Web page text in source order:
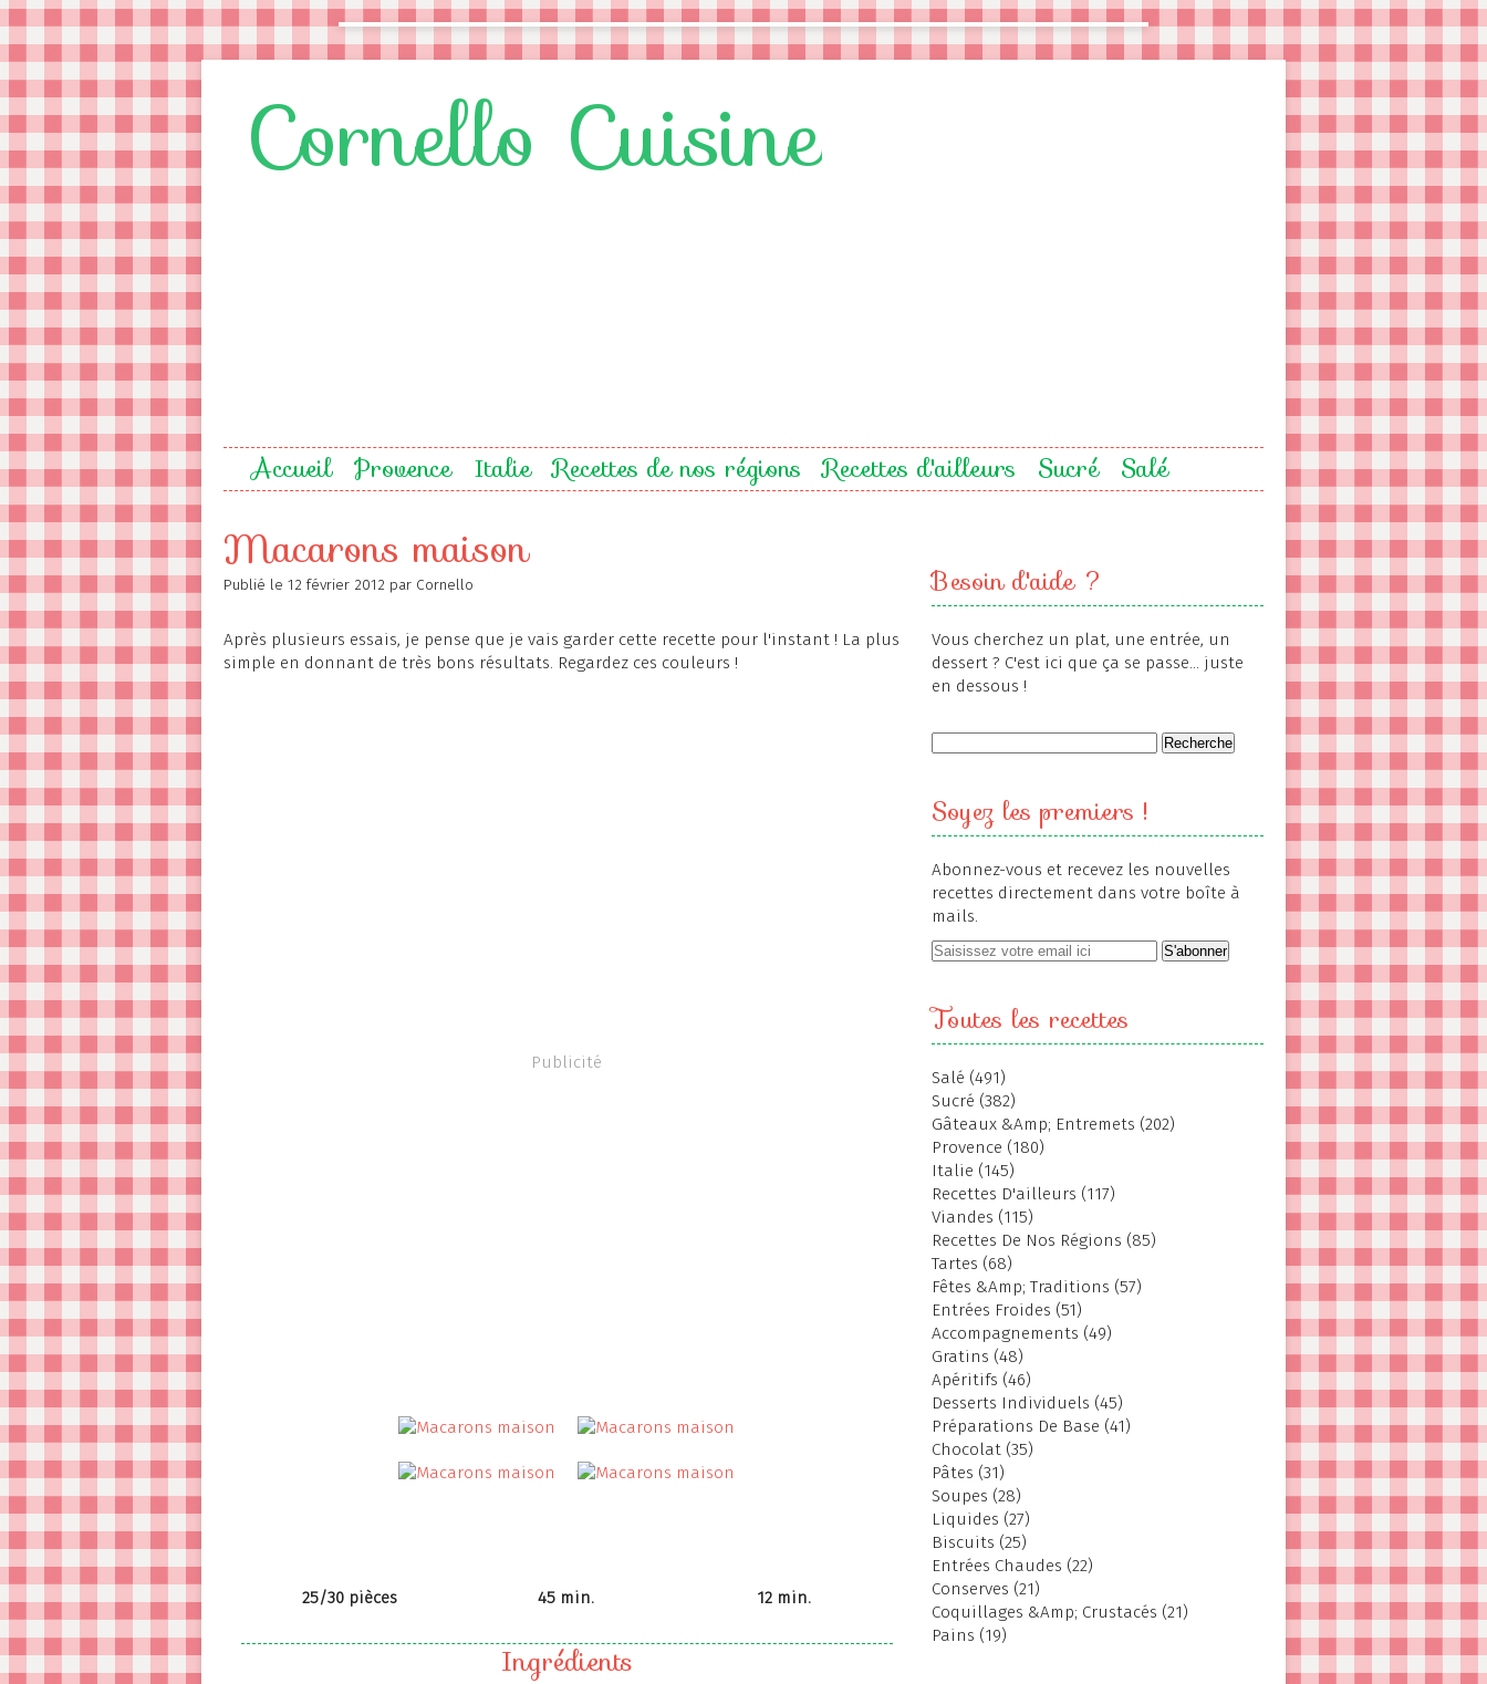
Cornello Cuisine
Accueil Provence Italie Recettes de nos régions Recettes d'ailleurs Sucré Salé
Macarons maison
Publié le 12 février 2012 par Cornello
Après plusieurs essais, je pense que je vais garder cette recette pour l'instant ! La plus
simple en donnant de très bons résultats. Regardez ces couleurs !
Publicité
25/30 pièces 45 min. 12 min.
Ingrédients
Besoin d'aide ?
Vous cherchez un plat, une entrée, un
dessert ? C'est ici que ça se passe... juste
en dessous !
Soyez les premiers !
Abonnez-vous et recevez les nouvelles
recettes directement dans votre boîte à
mails.
Toutes les recettes
Salé (491)
Sucré (382)
Gâteaux &Amp; Entremets (202)
Provence (180)
Italie (145)
Recettes D'ailleurs (117)
Viandes (115)
Recettes De Nos Régions (85)
Tartes (68)
Fêtes &Amp; Traditions (57)
Entrées Froides (51)
Accompagnements (49)
Gratins (48)
Apéritifs (46)
Desserts Individuels (45)
Préparations De Base (41)
Chocolat (35)
Pâtes (31)
Soupes (28)
Liquides (27)
Biscuits (25)
Entrées Chaudes (22)
Conserves (21)
Coquillages &Amp; Crustacés (21)
Pains (19)